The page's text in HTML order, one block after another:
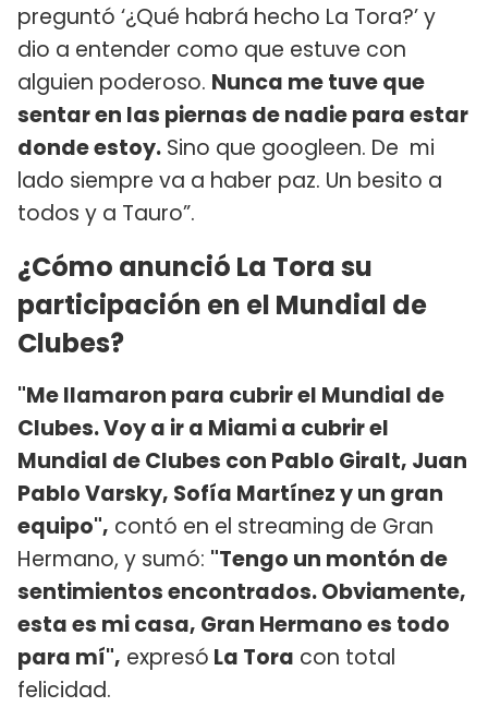
preguntó ‘¿Qué habrá hecho La Tora?’ y
dio a entender como que estuve con
alguien poderoso. Nunca me tuve que
sentar en las piernas de nadie para estar
donde estoy. Sino que googleen. De mi
lado siempre va a haber paz. Un besito a
todos y a Tauro”.
¿Cómo anunció La Tora su
participación en el Mundial de
Clubes?
"Me llamaron para cubrir el Mundial de
Clubes. Voy a ir a Miami a cubrir el
Mundial de Clubes con Pablo Giralt, Juan
Pablo Varsky, Sofía Martínez y un gran
equipo", contó en el streaming de Gran
Hermano, y sumó: "Tengo un montón de
sentimientos encontrados. Obviamente,
esta es mi casa, Gran Hermano es todo
para mí", expresó La Tora con total
felicidad.